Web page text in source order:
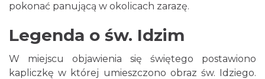
pokonać panującą w okolicach zarazę.
Legenda o św. Idzim
W miejscu objawienia się świętego postawiono
kapliczkę w której umieszczono obraz św. Idziego.